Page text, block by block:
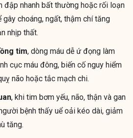
đập nhanh bất thường hoặc rối loạn
gây choáng, ngất, thậm chí tăng
nhịp thất.
tim, dòng máu dễ ứ đọng làm
cục máu đông, biến cố nguy hiểm
não hoặc tắc mạch chi.
, khi tim bơm yếu, não, thận và gan
bệnh thấy uể oải kéo dài, giảm
tăng.